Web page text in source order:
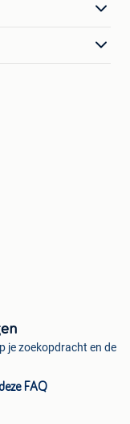
je zoekopdracht en de
FAQ